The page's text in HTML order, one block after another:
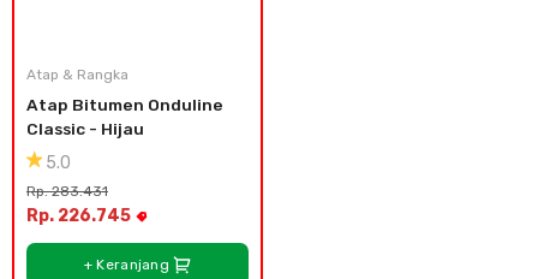
Atap & Rangka
Atap Bitumen Onduline
Classic - Hijau
5.0
Rp. 283.431
Rp. 226.745
+ Keranjang